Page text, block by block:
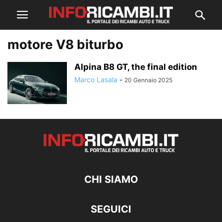
motore V8 biturbo
Alpina B8 GT, the final edition
Marco Lasala - 20 Gennaio 2025
CHI SIAMO
SEGUICI